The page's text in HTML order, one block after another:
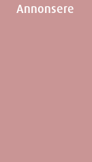
Annonsere